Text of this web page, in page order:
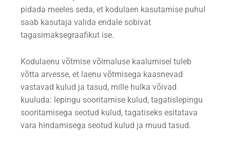
pidada meeles seda, et kodulaen kasutamise puhul
saab kasutaja valida endale sobivat
tagasimaksegraafikut ise.
Kodulaenu võtmise võimaluse kaalumisel tuleb
võtta arvesse, et laenu võtmisega kaasnevad
vastavad kulud ja tasud, mille hulka võivad
kuuluda: lepingu sooritamise kulud, tagatislepingu
sooritamisega seotud kulud, tagatiseks esitatava
vara hindamisega seotud kulud ja muud tasud.